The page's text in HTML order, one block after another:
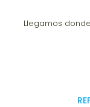
Llegamos